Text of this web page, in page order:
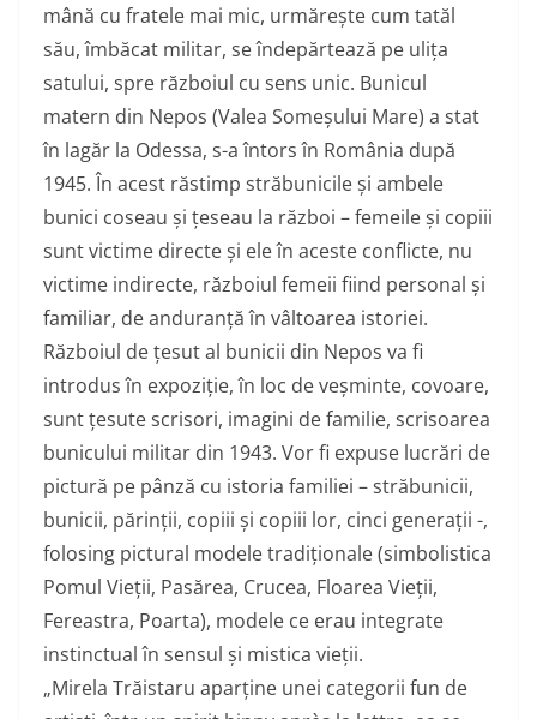
mână cu fratele mai mic, urmărește cum tatăl
său, îmbăcat militar, se îndepărtează pe ulița
satului, spre războiul cu sens unic. Bunicul
matern din Nepos (Valea Someșului Mare) a stat
în lagăr la Odessa, s-a întors în România după
1945. În acest răstimp străbunicile și ambele
bunici coseau și țeseau la război – femeile și copiii
sunt victime directe și ele în aceste conflicte, nu
victime indirecte, războiul femeii fiind personal și
familiar, de anduranță în vâltoarea istoriei.
Războiul de țesut al bunicii din Nepos va fi
introdus în expoziție, în loc de veșminte, covoare,
sunt țesute scrisori, imagini de familie, scrisoarea
bunicului militar din 1943. Vor fi expuse lucrări de
pictură pe pânză cu istoria familiei – străbunicii,
bunicii, părinții, copiii și copiii lor, cinci generații -,
folosing pictural modele tradiționale (simbolistica
Pomul Vieții, Pasărea, Crucea, Floarea Vieții,
Fereastra, Poarta), modele ce erau integrate
instinctual în sensul și mistica vieții.
„Mirela Trăistaru aparține unei categorii fun de